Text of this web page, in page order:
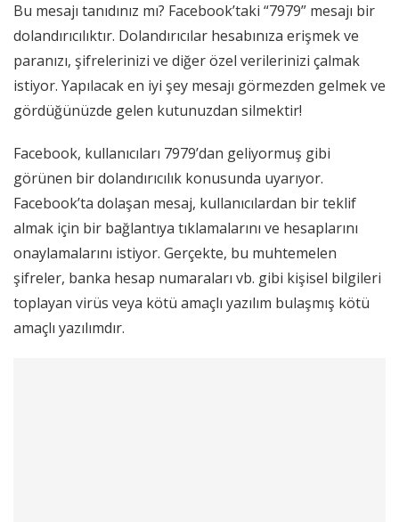
Bu mesajı tanıdınız mı? Facebook’taki “7979” mesajı bir
dolandırıcılıktır. Dolandırıcılar hesabınıza erişmek ve
paranızı, şifrelerinizi ve diğer özel verilerinizi çalmak
istiyor. Yapılacak en iyi şey mesajı görmezden gelmek ve
gördüğünüzde gelen kutunuzdan silmektir!
Facebook, kullanıcıları 7979’dan geliyormuş gibi
görünen bir dolandırıcılık konusunda uyarıyor.
Facebook’ta dolaşan mesaj, kullanıcılardan bir teklif
almak için bir bağlantıya tıklamalarını ve hesaplarını
onaylamalarını istiyor. Gerçekte, bu muhtemelen
şifreler, banka hesap numaraları vb. gibi kişisel bilgileri
toplayan virüs veya kötü amaçlı yazılım bulaşmış kötü
amaçlı yazılımdır.